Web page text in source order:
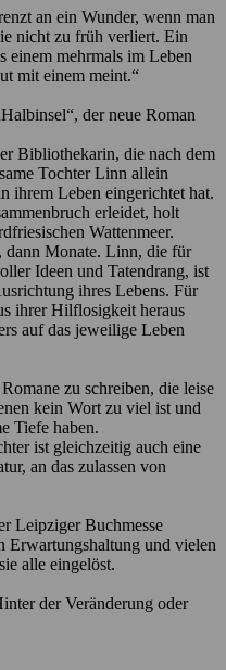
an ein Wunder, wenn man
nicht zu früh verliert. Ein
einem mehrmals im Leben
mit einem meint.“
der neue Roman
Bibliothekarin, die nach dem
Tochter Linn allein
ihrem Leben eingerichtet hat.
erleidet, holt
Wattenmeer.
dann Monate. Linn, die für
Ideen und Tatendrang, ist
ihres Lebens. Für
ihrer Hilflosigkeit heraus
auf das jeweilige Leben
zu schreiben, die leise
kein Wort zu viel ist und
Tiefe haben.
ist gleichzeitig auch eine
an das zulassen von
Leipziger Buchmesse
Erwartungshaltung und vielen
alle eingelöst.
der Veränderung oder